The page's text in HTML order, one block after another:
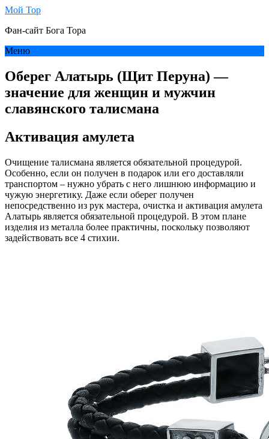
Мой Тор
Фан-сайт Бога Тора
Меню
Оберег Алатырь (Щит Перуна) —
значение для женщин и мужчин
славянского талисмана
Активация амулета
Очищение талисмана является обязательной процедурой.
Особенно, если он получен в подарок или его доставляли
транспортом – нужно убрать с него лишнюю информацию и
чужую энергетику. Даже если оберег получен
непосредственно из рук мастера, очистка и активация амулета
Алатырь является обязательной процедурой. В этом плане
изделия из металла более практичны, поскольку позволяют
задействовать все 4 стихии.